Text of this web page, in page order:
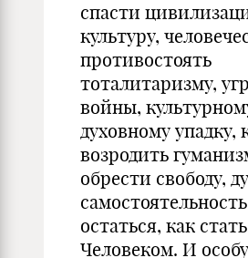
спасти
культуру,
противостоять
тоталитаризму,
войны,
духовному упадку,
возродить
обрести свободу,
остаться, как стать
Человеком. И